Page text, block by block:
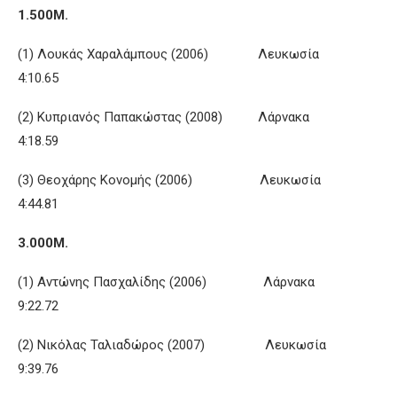
1.500Μ.
(1) Λουκάς Χαραλάμπους (2006) Λευκωσία
4:10.65
(2) Κυπριανός Παπακώστας (2008) Λάρνακα
4:18.59
(3) Θεοχάρης Κονομής (2006) Λευκωσία
4:44.81
3.000Μ.
(1) Αντώνης Πασχαλίδης (2006) Λάρνακα
9:22.72
(2) Νικόλας Ταλιαδώρος (2007) Λευκωσία
9:39.76